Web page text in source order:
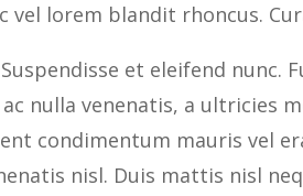
vel lorem blandit rhoncus.
et eleifend
nulla venenatis, a ultricies
condimentum mauris vel
nisl. Duis mattis nisl